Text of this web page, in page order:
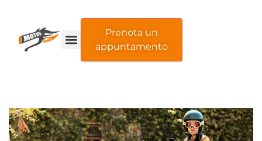
Prenota un
appuntamento